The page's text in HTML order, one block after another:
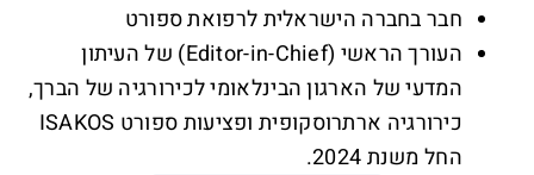
חבר בחברה הישראלית לרפואת ספורט
העורך הראשי (Editor-in-Chief) של העיתון
המדעי של הארגון הבינלאומי לכירורגיה של הברך,
כירורגיה ארתרוסקופית ופציעות ספורט ISAKOS
החל משנת 2024.